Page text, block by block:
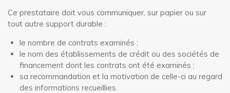
Ce prestataire doit vous communiquer, sur papier ou sur
tout autre support durable :
le nombre de contrats examinés ;
le nom des établissements de crédit ou des sociétés de
financement dont les contrats ont été examinés ;
sa recommandation et la motivation de celle-ci au regard
des informations recueillies.